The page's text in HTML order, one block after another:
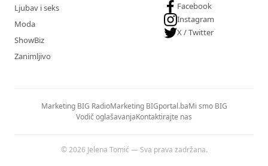
Ljubav i seks
Moda
ShowBiz
Zanimljivo
Facebook
Instagram
X / Twitter
Marketing BIG RadioMarketing BIGportal.baMi smo BIG
Vodič oglašavanjaKontaktirajte nas
© 2026 Jelena Tomić — Sva prava zadržana.